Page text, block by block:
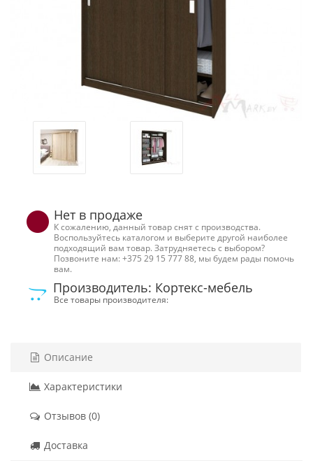
Нет в продаже
К сожалению, данный товар снят с производства.
Воспользуйтесь каталогом и выберите другой наиболее
подходящий вам товар. Затрудняетесь с выбором?
Позвоните нам: +375 29 15 777 88, мы будем рады помочь
вам.
Производитель: Кортекс-мебель
Все товары производителя:
Описание
Характеристики
Отзывов (0)
Доставка